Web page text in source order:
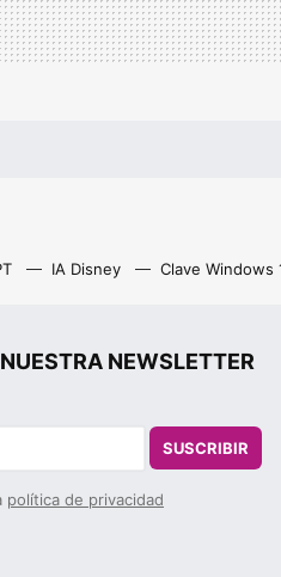
IA Disney Clave Windows
NEWSLETTER
SUSCRIBIR
política de privacidad